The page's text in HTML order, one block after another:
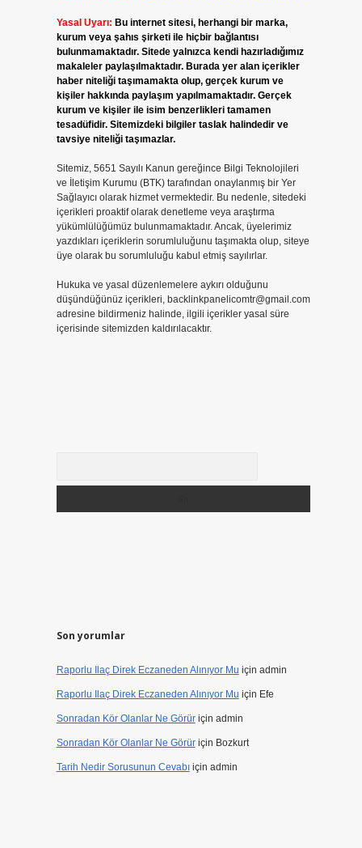
Yasal Uyarı: Bu internet sitesi, herhangi bir marka,
kurum veya şahıs şirketi ile hiçbir bağlantısı
bulunmamaktadır. Sitede yalnızca kendi hazırladığımız
makaleler paylaşılmaktadır. Burada yer alan içerikler
haber niteliği taşımamakta olup, gerçek kurum ve
kişiler hakkında paylaşım yapılmamaktadır. Gerçek
kurum ve kişiler ile isim benzerlikleri tamamen
tesadüfidir. Sitemizdeki bilgiler taslak halindedir ve
tavsiye niteliği taşımazlar.
Sitemiz, 5651 Sayılı Kanun gereğince Bilgi Teknolojileri
ve İletişim Kurumu (BTK) tarafından onaylanmış bir Yer
Sağlayıcı olarak hizmet vermektedir. Bu nedenle, sitedeki
içerikleri proaktif olarak denetleme veya araştırma
yükümlülüğümüz bulunmamaktadır. Ancak, üyelerimiz
yazdıkları içeriklerin sorumluluğunu taşımakta olup, siteye
üye olarak bu sorumluluğu kabul etmiş sayılırlar.
Hukuka ve yasal düzenlemelere aykırı olduğunu
düşündüğünüz içerikleri, backlinkpanelicomtr@gmail.com
adresine bildirmeniz halinde, ilgili içerikler yasal süre
içerisinde sitemizden kaldırılacaktır.
Son yorumlar
Raporlu Ilaç Direk Eczaneden Alınıyor Mu için admin
Raporlu Ilaç Direk Eczaneden Alınıyor Mu için Efe
Sonradan Kör Olanlar Ne Görüriçin admin
Sonradan Kör Olanlar Ne Görüriçin Bozkurt
Tarih Nedir Sorusunun Cevabıiçin admin